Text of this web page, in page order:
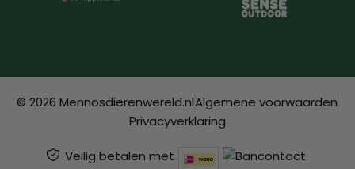
© 2026 Mennosdierenwereld.nlAlgemene voorwaarden
Privacyverklaring
Veilig betalen met